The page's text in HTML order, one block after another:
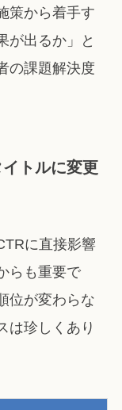
策から着手す
が出るか」と
の課題解決度
トルに変更
に直接影響
らも重要で
位が変わらな
は珍しくあり